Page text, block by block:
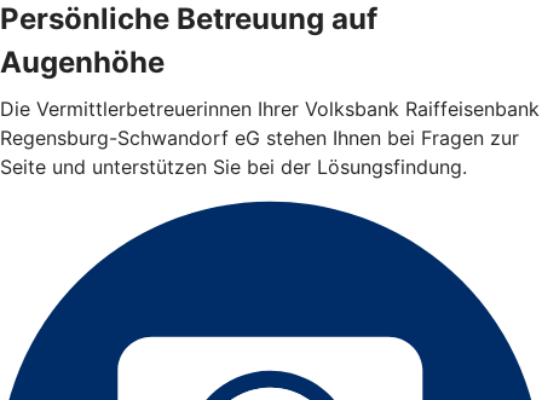
Persönliche Betreuung auf
Augenhöhe
Die Vermittlerbetreuerinnen Ihrer Volksbank Raiffeisenbank
Regensburg-Schwandorf eG stehen Ihnen bei Fragen zur
Seite und unterstützen Sie bei der Lösungsfindung.